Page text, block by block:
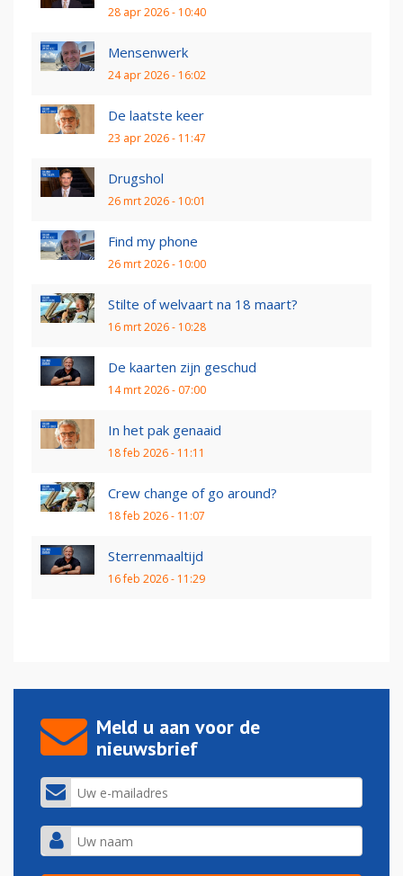
28 apr 2026 - 10:40
Mensenwerk
24 apr 2026 - 16:02
De laatste keer
23 apr 2026 - 11:47
Drugshol
26 mrt 2026 - 10:01
Find my phone
26 mrt 2026 - 10:00
Stilte of welvaart na 18 maart?
16 mrt 2026 - 10:28
De kaarten zijn geschud
14 mrt 2026 - 07:00
In het pak genaaid
18 feb 2026 - 11:11
Crew change of go around?
18 feb 2026 - 11:07
Sterrenmaaltijd
16 feb 2026 - 11:29
Meld u aan voor de
nieuwsbrief